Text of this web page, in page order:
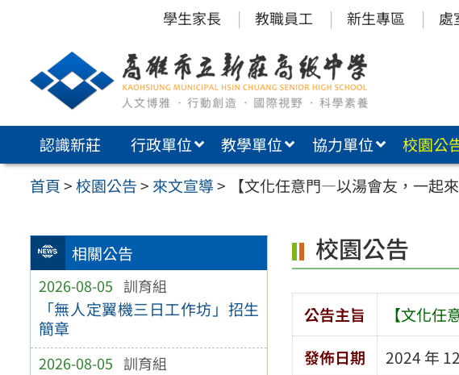
內
學生家長 教職員工 新生專區 處
認識新莊 行政單位 教學單位 協力單位 校園公
首頁>校園公告> 來文宣導> 【文化任意門—以湯會友，一起
相關公告
2026-08-05 訓育組
「無人定翼機三日工作坊」招生
簡章
2026-08-05 訓育組
校園公告
公告主旨
【文化
發佈日期
2024 年